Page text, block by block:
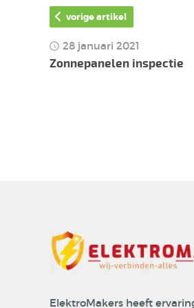
vorige artikel
28 januari 2021
Zonnepanelen inspectie
ElektroMakers heeft